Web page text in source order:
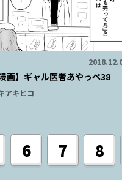
画】ギャル医者あやっぺ38
アキヒコ
6 7 8